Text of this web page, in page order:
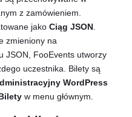
Czech
z zamówieniem.
jako Ciąg JSON
zmieniony na
JSON, FooEvents utworzy
uczestnika. Bilety są
WordPress
w menu głównym.